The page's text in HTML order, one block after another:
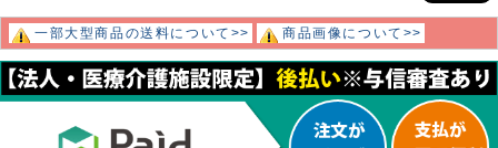
一部大型商品の送料について>> 商品画像について>>